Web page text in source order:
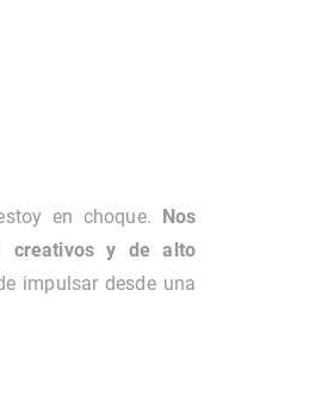
en choque. Nos
creativos y de alto
impulsar desde una